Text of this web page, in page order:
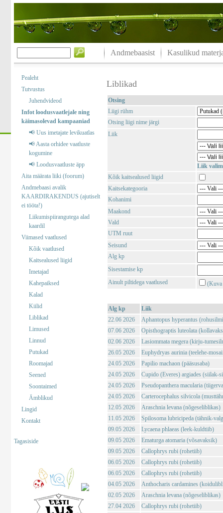
Andmebaasist Kasulikud
Pealeht
Tutvustus
Juhendvideod
Infot loodusvaatlejale ning
käimasolevad kampaaniad
📢 Uus imetajate levikuatlas
📢 Aasta orhidee vaatluste
kogumine
📢 Loodusvaatluste äpp
Aita määrata liiki (foorum)
Andmebaasi avalik
KAARDIRAKENDUS (ajutiselt
ei tööta!)
Liikumispiirangutega alad
kaardil
Viimased vaatlused
Kõik vaatlused
Kaitsealused liigid
Imetajad
Kahepaiksed
Kalad
Kiilid
Liblikad
Limused
Linnud
Putukad
Roomajad
Seened
Soontaimed
Ämblikud
Lingid
Kontakt
Tagasiside
Liblikad
Otsing
Liigi rühm
Otsing liigi nime järgi
Liik
Liik
Kõik kaitsealused liigid
Kaitsekategooria
Kohanimi
Maakond
Vald
UTM ruut
Seisund
Alg kp
Sisestamise kp
Ainult piltidega vaatlused
(Kuva
Alg kp
Liik
22.06 2026
Aphantopus hyperantus
07.06 2026
Opisthograptis luteolata
02.06 2026
Lasiommata megera (kirju-
26.05 2026
Euphydryas aurinia (teelehe-
24.05 2026
Papilio machaon (pääsusaba)
24.05 2026
Cupido (Everes) argiades (siilak-
24.05 2026
Pseudopanthera macularia
24.05 2026
Carterocephalus silvicola
12.05 2026
Araschnia levana (nõgeseliblikas)
11.05 2026
Spilosoma lubricipeda (tähnik-
09.05 2026
Lycaena phlaeas (leek-kuldtiib)
09.05 2026
Ematurga atomaria (võsavaksik)
09.05 2026
Callophrys rubi (rohetiib)
06.05 2026
Callophrys rubi (rohetiib)
06.05 2026
Callophrys rubi (rohetiib)
04.05 2026
Anthocharis cardamines
02.05 2026
Araschnia levana (nõgeseliblikas)
27.04 2026
Callophrys rubi (rohetiib)